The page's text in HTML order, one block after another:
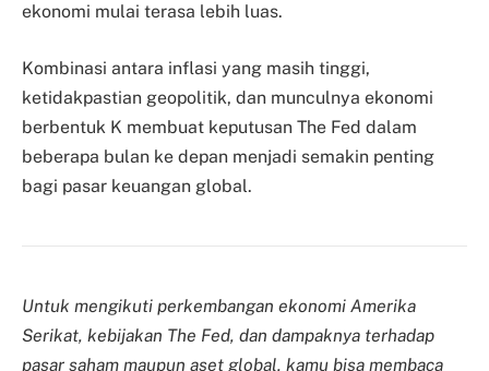
ekonomi mulai terasa lebih luas.
Kombinasi antara inflasi yang masih tinggi,
ketidakpastian geopolitik, dan munculnya ekonomi
berbentuk K membuat keputusan The Fed dalam
beberapa bulan ke depan menjadi semakin penting
bagi pasar keuangan global.
Untuk mengikuti perkembangan ekonomi Amerika
Serikat, kebijakan The Fed, dan dampaknya terhadap
pasar saham maupun aset global, kamu bisa membaca